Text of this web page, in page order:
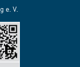
e. V.